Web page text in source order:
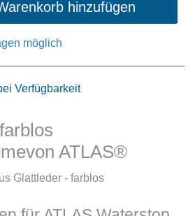
hinzufügen
möglich
Verfügbarkeit
ATLAS®
Glattleder - farblos